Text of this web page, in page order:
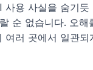
사용 사실을 숨기듯
순 없습니다. 오해
여러 곳에서 일관되